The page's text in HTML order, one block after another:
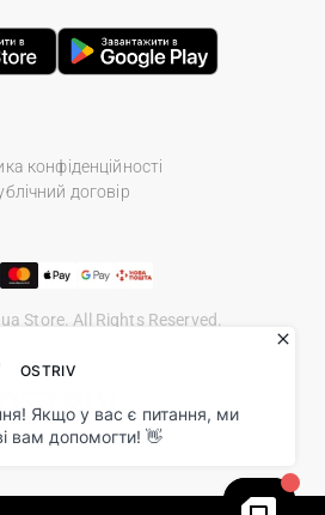
конфіденційності
договір
Store. All Rights Reserved.